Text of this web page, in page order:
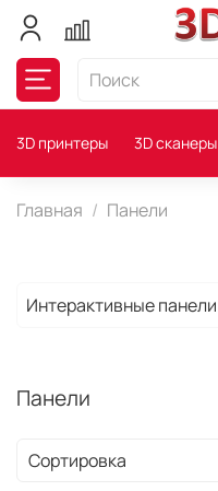
3D принтеры 3D сканеры
Главная Панели
Интерактивные панели
Панели